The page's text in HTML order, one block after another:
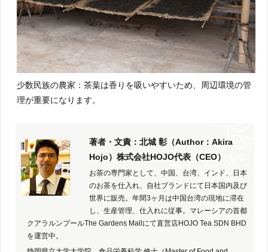
少数民族の農家：茶葉は香りを吸いやすいため、周辺環境の管
理が重要になります。
著者・文責：北城 彰（Author：Akira
Hojo）株式会社HOJO代表（CEO）
お茶の専門家として、中国、台湾、インド、日本
のお茶を仕入れ、自社ブランドにて日本国内及び
世界に販売。年間3ヶ月は中国台湾の現地に滞在
し、生産管理、仕入れに従事。マレーシアの首都
クアラルンプールThe Gardens Mallにて直営店HOJO Tea SDN BHD
を運営中。